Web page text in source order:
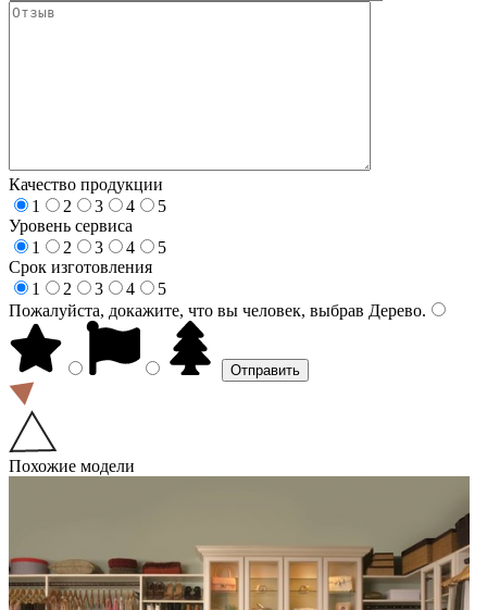
Качество продукции
1
2 3 4
5
Уровень сервиса
1
2 3 4
5
Срок изготовления
1
2 3 4
5
Пожалуйста, докажите, что вы человек, выбрав Дерево.
Похожие модели